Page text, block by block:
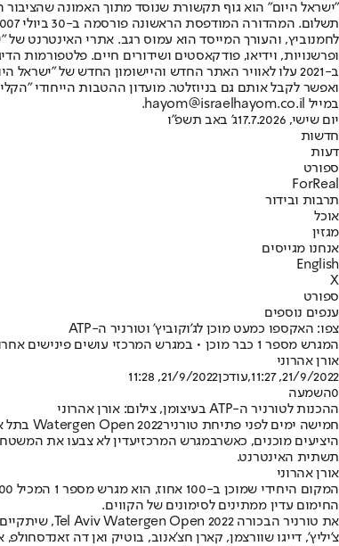
"ישראל היום" הוא גוף תקשורת שנוסד מתוך האמונה שהציבור
ופרשנויות, וידיאו, פודקאסטים ושידורים חיים. פלטפורמות
ב-2021 עלו לאוויר האתר החדש והיישומון החדש של
ואפשר לקבל אותם גם בניוזלטר. מועדון ההטבות הייחודי
במייל hayom@israelhayom.co.il.
יום שישי, 17.7.2026
ג' באב תשפ"ו
חדשות
דעות
ספורט
ForReal
תרבות ובידור
אוכל
מגזין
אנחנו מגייסים
English
X
ספורט
ענפים נוספים
צפו: האקספו כמעט מוכן לג'וקוביץ' וטורניר ה-ATP‏
המגרש מספר 1 כבר מוכן • במגרש המרכזי עושים פינישים אחרונים • אבל המתחם מתחיל לקרום עור וגידים לקראת תחרות הטניס הגדולה בשנים האחרונים
אורן אהרוני
21/9/2022, 11:27
,עודכן21/9/2022, 11:28
0השמעה
ההכנות לטורניר ה-ATP בעיצומן, צילום: אורן אהרוני
חמישה ימים לפני פתיחת טורנירWatergen Open 2022 בתל אביב
היציעים מוכנים, כאשרבמגרש המרכזיעדין לא צבעו את המשטח
תשתית האינטרנט.
אורן אהרוני
החימום עדין ממתינים לסימונים של הקווים.
צ'יליץ', דייגו שוורצמן, קארן חצ'אנוב, בוטיק ואן דה